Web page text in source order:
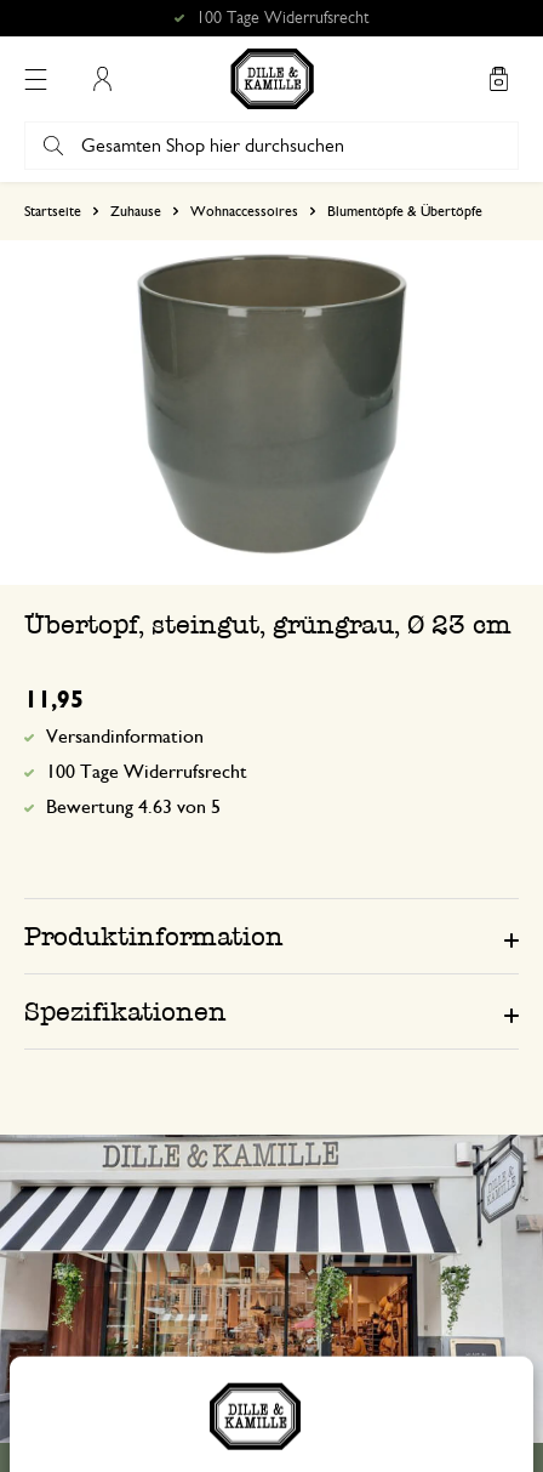
100 Tage Widerrufsrecht
Startseite Zuhause Wohnaccessoires Blumentöpfe & Übertöpfe
Übertopf, steingut, grüngrau, Ø 23 cm
11,95
Versandinformation
100 Tage Widerrufsrecht
Bewertung 4.63 von 5
Produktinformation
Spezifikationen
Immer in der Nähe